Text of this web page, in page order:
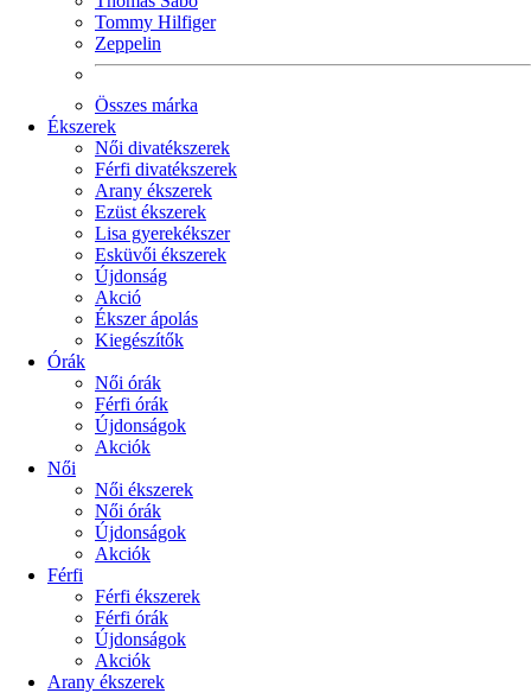
Tommy Hilfiger
Zeppelin
Összes márka
Ékszerek
Női divatékszerek
Férfi divatékszerek
Arany ékszerek
Ezüst ékszerek
Lisa gyerekékszer
Esküvői ékszerek
Újdonság
Akció
Ékszer ápolás
Kiegészítők
Órák
Női órák
Férfi órák
Újdonságok
Akciók
Női
Női ékszerek
Női órák
Újdonságok
Akciók
Férfi
Férfi ékszerek
Férfi órák
Újdonságok
Akciók
Arany ékszerek